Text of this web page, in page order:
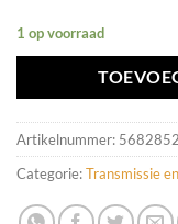
1 op voorraad
Artikelnummer: 5682852
Categorie:Transmissie